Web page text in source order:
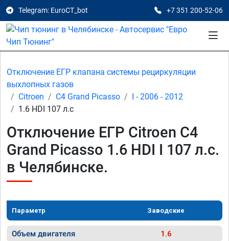
Telegram: EuroCT_bot +7 351 200-52-06
Отключение ЕГР клапана системы рециркуляции
выхлопных газов
Citroen
C4 Grand Picasso
I - 2006 - 2012
1.6 HDI 107 л.с
Отключение ЕГР Citroen C4
Grand Picasso 1.6 HDI I 107 л.с.
в Челябинске.
Параметр Заводские
Объем двигателя 1.6